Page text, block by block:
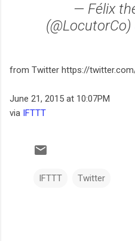
— Félix
(@LocutorCo)
from Twitter https://
June 21, 2015 at 10:07PM
via IFTTT
IFTTT Twitter